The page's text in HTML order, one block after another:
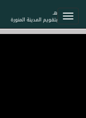
هـ
بتقويم المدينة المنورة